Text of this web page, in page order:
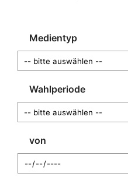
Medientyp
Wahlperiode
von